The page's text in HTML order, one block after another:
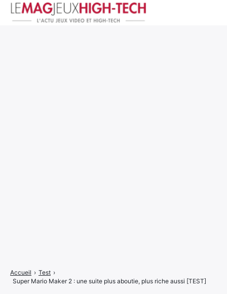
Accueil › Test ›
Super Mario Maker 2 : une suite plus aboutie, plus riche aussi [TEST]